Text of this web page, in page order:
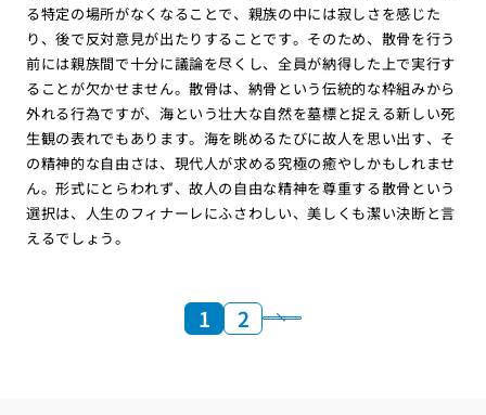
る特定の場所がなくなることで、親族の中には寂しさを感じた
り、後で反対意見が出たりすることです。そのため、散骨を行う
前には親族間で十分に議論を尽くし、全員が納得した上で実行す
ることが欠かせません。散骨は、納骨という伝統的な枠組みから
外れる行為ですが、海という壮大な自然を墓標と捉える新しい死
生観の表れでもあります。海を眺めるたびに故人を思い出す、そ
の精神的な自由さは、現代人が求める究極の癒やしかもしれませ
ん。形式にとらわれず、故人の自由な精神を尊重する散骨という
選択は、人生のフィナーレにふさわしい、美しくも潔い決断と言
えるでしょう。
1 2